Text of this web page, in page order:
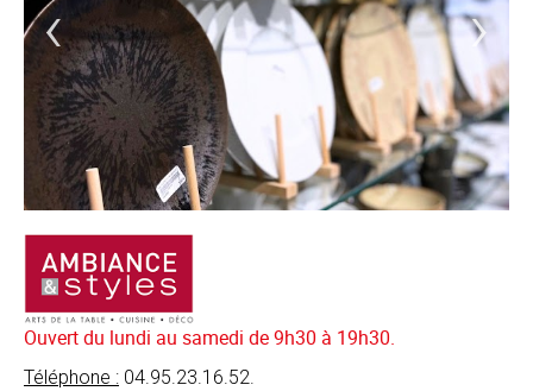
‹ ›
Ouvert du lundi au samedi de 9h30 à 19h30.
Téléphone : 04.95.23.16.52.